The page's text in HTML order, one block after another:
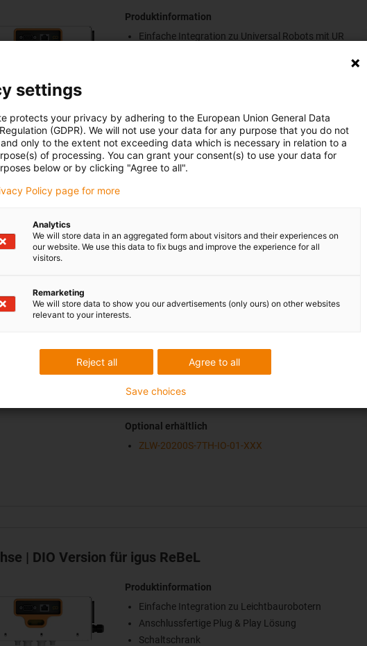
Produktinformation
Einfache Integration zu Universal Robots mit UR
Max. Geschwindigkeit: 8 U/min
Optional erhältlich
RL-D-50-A0210
Produktinformation
Schaltschrank
Max. Geschwindigkeit: 0,3 m/s
Optional erhältlich
ZLW-20200S-7TH-IO-01-XXX
| DIO Version für igus ReBeL
Produktinformation
Einfache Integration zu Leichtbaurobotern
Anschlussfertige Plug & Play Lösung
Schaltschrank
settings
protects your privacy by adhering to the European Union General Data
(GDPR). We will not use your data for any purpose that you do not
only to the extent not exceeding data which is necessary in relation to a
of processing. You can grant your consent(s) to use your data for
below or by clicking "Agree to all".
Policy page for more
Analytics
We will store data in an aggregated form about visitors and their experiences on
our website. We use this data to fix bugs and improve the experience for all
visitors.
Remarketing
We will store data to show you our advertisements (only ours) on other websites
relevant to your interests.
Agree to all
Reject all
Save choices